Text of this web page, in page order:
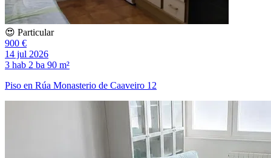
😍 Particular
900 €
14 jul 2026
3 hab 2 ba 90 m²
Piso en Rúa Monasterio de Caaveiro 12